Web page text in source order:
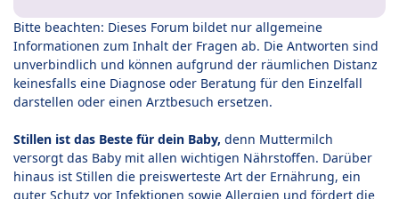
Bitte beachten: Dieses Forum bildet nur allgemeine
Informationen zum Inhalt der Fragen ab. Die Antworten sind
unverbindlich und können aufgrund der räumlichen Distanz
keinesfalls eine Diagnose oder Beratung für den Einzelfall
darstellen oder einen Arztbesuch ersetzen.
Stillen ist das Beste für dein Baby, denn Muttermilch
versorgt das Baby mit allen wichtigen Nährstoffen. Darüber
hinaus ist Stillen die preiswerteste Art der Ernährung, ein
guter Schutz vor Infektionen sowie Allergien und fördert die